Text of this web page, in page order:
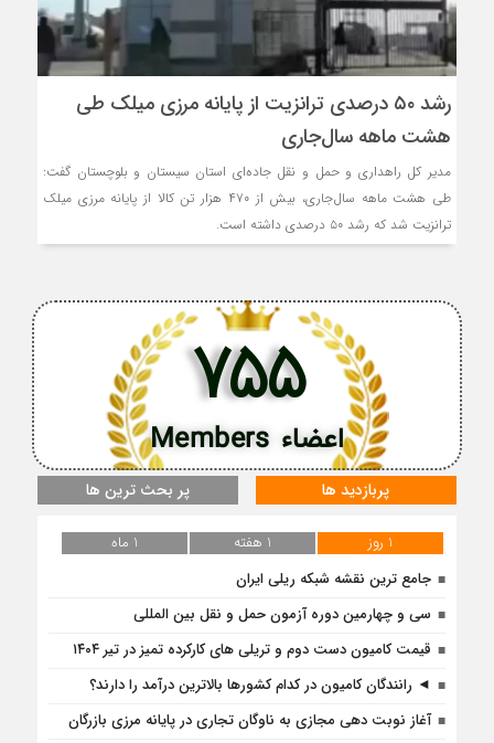
رشد ۵۰ درصدی ترانزیت از پایانه مرزی میلک طی
هشت ماهه سال‌جاری
مدیر کل راهداری و حمل و نقل جاده‌ای استان سیستان و بلوچستان گفت:
طی هشت ماهه سال‌جاری، بیش از ۴۷۰ هزار تن کالا از پایانه مرزی میلک
ترانزیت شد که رشد ۵۰ درصدی داشته است.
اعضاء Members
755
پربازدید ها پر بحث ترین ها
1 روز 1 هفته
1 ماه
جامع ترین نقشه شبکه ریلی ایران
سی و چهارمین دوره آزمون حمل و نقل بین المللی
قیمت کامیون دست دوم و تریلی‌ های کارکرده تمیز در تیر ۱۴۰۴
◄ رانندگان کامیون در کدام کشورها بالاترین درآمد را دارند؟
آغاز نوبت دهی مجازی به ناوگان تجاری در پایانه مرزی بازرگان